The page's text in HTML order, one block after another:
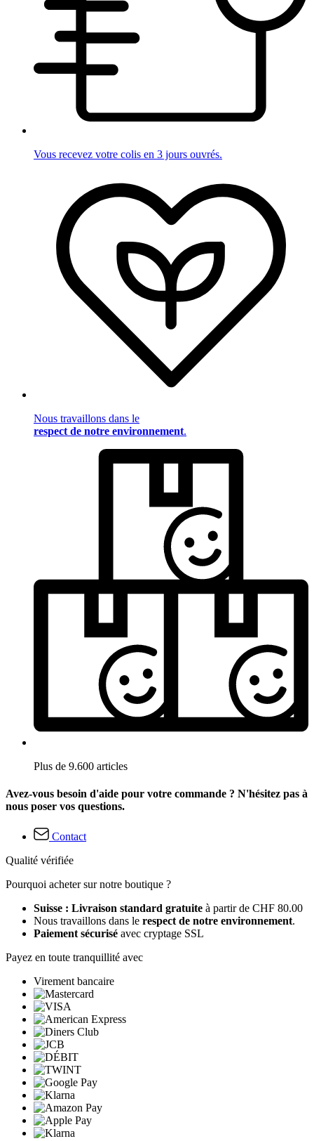
Vous recevez votre colis en 3 jours ouvrés.
Nous travaillons dans le
respect de notre environnement.
Plus de 9.600 articles
Avez-vous besoin d'aide pour votre commande ? N'hésitez pas à
nous poser vos questions.
Contact
Qualité vérifiée
Pourquoi acheter sur notre boutique ?
Suisse : Livraison standard gratuite à partir de CHF 80.00
Nous travaillons dans le respect de notre environnement.
Paiement sécurisé avec cryptage SSL
Payez en toute tranquillité avec
Virement bancaire